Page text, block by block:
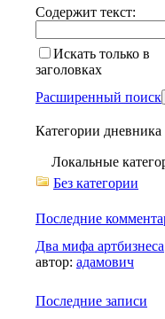
Содержит текст:
Искать только в
заголовках
Расширенный поиск
Категории дневника
Локальные
Без категории
Последние
Два мифа артбизнеса
автор: адамович
Последние записи